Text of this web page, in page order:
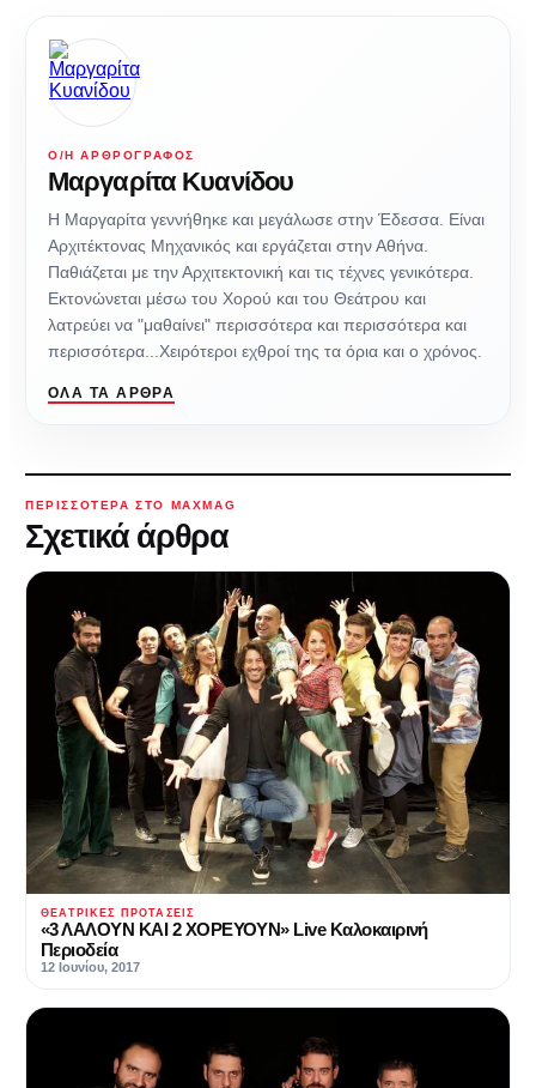
Ο/Η ΑΡΘΡΟΓΡΆΦΟΣ
Μαργαρίτα Κυανίδου
Η Μαργαρίτα γεννήθηκε και μεγάλωσε στην Έδεσσα. Είναι
Αρχιτέκτονας Μηχανικός και εργάζεται στην Αθήνα.
Παθιάζεται με την Αρχιτεκτονική και τις τέχνες γενικότερα.
Εκτονώνεται μέσω του Χορού και του Θεάτρου και
λατρεύει να "μαθαίνει" περισσότερα και περισσότερα και
περισσότερα...Χειρότεροι εχθροί της τα όρια και ο χρόνος.
ΌΛΑ ΤΑ ΆΡΘΡΑ
ΠΕΡΙΣΣΌΤΕΡΑ ΣΤΟ MAXMAG
Σχετικά άρθρα
ΘΕΑΤΡΙΚΈΣ ΠΡΟΤΆΣΕΙΣ
«3 ΛΑΛΟΥΝ ΚΑΙ 2 ΧΟΡΕΥΟΥΝ» Live Καλοκαιρινή
Περιοδεία
12 Ιουνίου, 2017